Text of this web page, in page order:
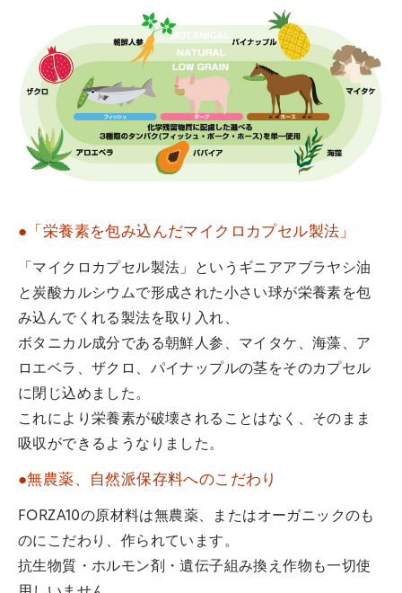
●「栄養素を包み込んだマイクロカプセル製法」
「マイクロカプセル製法」というギニアアブラヤシ油
と炭酸カルシウムで形成された小さい球が栄養素を包
み込んでくれる製法を取り入れ、
ボタニカル成分である朝鮮人参、マイタケ、海藻、ア
ロエベラ、ザクロ、パイナップルの茎をそのカプセル
に閉じ込めました。
これにより栄養素が破壊されることはなく、そのまま
吸収ができるようなりました。
●無農薬、自然派保存料へのこだわり
FORZA10の原材料は無農薬、またはオーガニックのも
のにこだわり、作られています。
抗生物質・ホルモン剤・遺伝子組み換え作物も一切使